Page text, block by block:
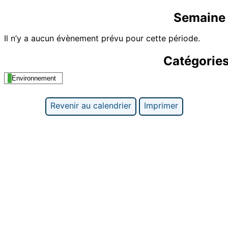
Il n’y a aucun évènement prévu pour cette période.
Environnement
Revenir au calendrier Imprimer